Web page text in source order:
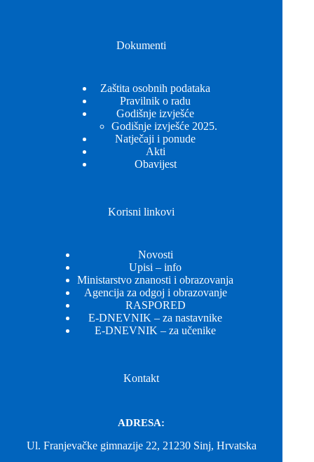
Dokumenti
Zaštita osobnih podataka
Pravilnik o radu
Godišnje izvješće
Godišnje izvješće 2025.
Natječaji i ponude
Akti
Obavijest
Korisni linkovi
Novosti
Upisi – info
Ministarstvo znanosti i obrazovanja
Agencija za odgoj i obrazovanje
RASPORED
E-DNEVNIK – za nastavnike
E-DNEVNIK – za učenike
Kontakt
ADRESA:
Ul. Franjevačke gimnazije 22, 21230 Sinj, Hrvatska